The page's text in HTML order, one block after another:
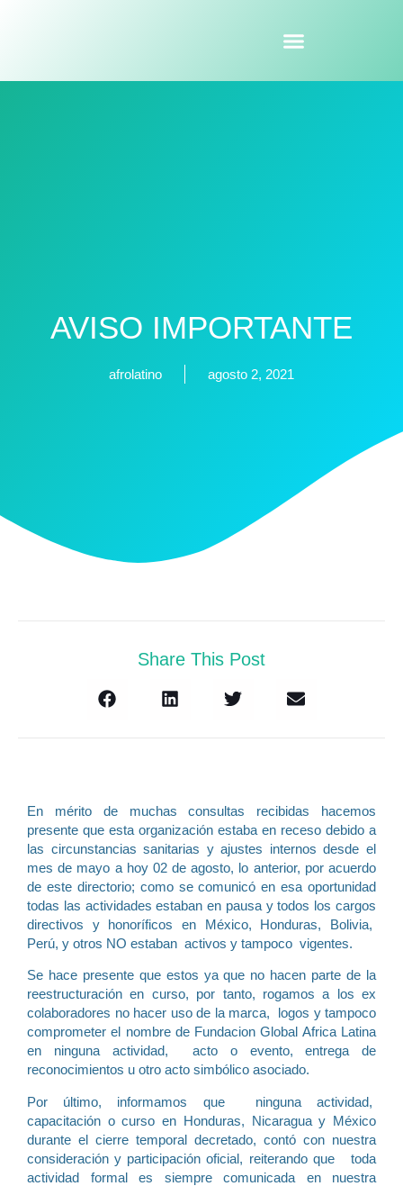
AVISO IMPORTANTE
afrolatino agosto 2, 2021
Share This Post
En mérito de muchas consultas recibidas hacemos
presente que esta organización estaba en receso debido a
las circunstancias sanitarias y ajustes internos desde el
mes de mayo a hoy 02 de agosto, lo anterior, por acuerdo
de este directorio; como se comunicó en esa oportunidad
todas las actividades estaban en pausa y todos los cargos
directivos y honoríficos en México, Honduras, Bolivia,
Perú, y otros NO estaban activos y tampoco vigentes.
Se hace presente que estos ya que no hacen parte de la
reestructuración en curso, por tanto, rogamos a los ex
colaboradores no hacer uso de la marca, logos y tampoco
comprometer el nombre de Fundacion Global Africa Latina
en ninguna actividad, acto o evento, entrega de
reconocimientos u otro acto simbólico asociado.
Por último, informamos que ninguna actividad,
capacitación o curso en Honduras, Nicaragua y México
durante el cierre temporal decretado, contó con nuestra
consideración y participación oficial, reiterando que toda
actividad formal es siempre comunicada en nuestra